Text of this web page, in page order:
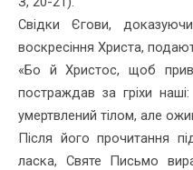
Свідки Єгови,
воскресіння Христа,
«Бо й Христос, щоб
постраждав за гріхи
умертвлений тілом, але
Після його прочитання
ласка, Святе Письмо